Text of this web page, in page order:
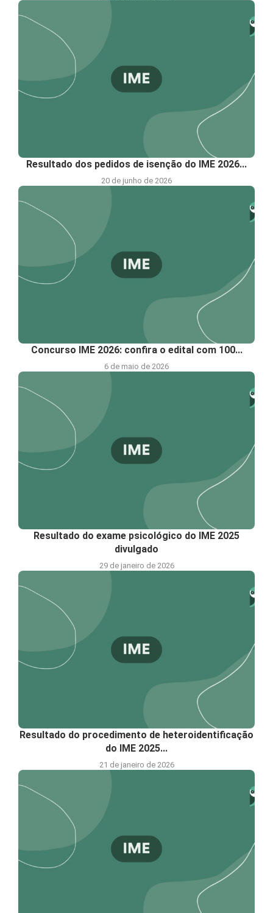
Resultado dos pedidos de isenção do IME 2026...
20 de junho de 2026
Concurso IME 2026: confira o edital com 100...
6 de maio de 2026
Resultado do exame psicológico do IME 2025
divulgado
29 de janeiro de 2026
Resultado do procedimento de heteroidentificação
do IME 2025...
21 de janeiro de 2026